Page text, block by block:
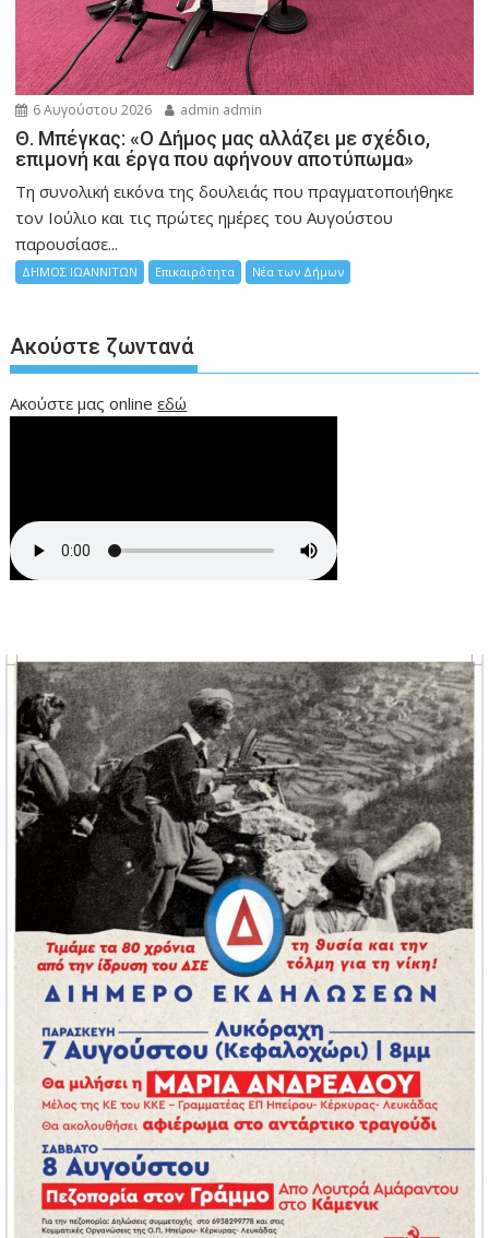
6 Αυγούστου 2026 admin admin
Θ. Μπέγκας: «Ο Δήμος μας αλλάζει με σχέδιο,
επιμονή και έργα που αφήνουν αποτύπωμα»
Τη συνολική εικόνα της δουλειάς που πραγματοποιήθηκε
τον Ιούλιο και τις πρώτες ημέρες του Αυγούστου
παρουσίασε...
ΔΗΜΟΣ ΙΩΑΝΝΙΤΩΝ Επικαιρότητα Νέα των Δήμων
Ακούστε ζωντανά
Ακούστε μας onlineεδώ